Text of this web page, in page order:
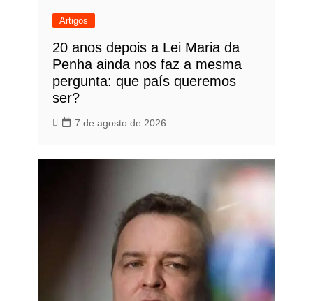
Artigos
20 anos depois a Lei Maria da
Penha ainda nos faz a mesma
pergunta: que país queremos
ser?
7 de agosto de 2026